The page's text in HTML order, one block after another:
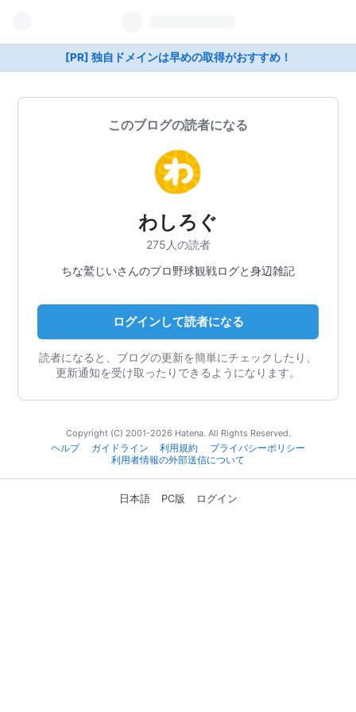
[PR] 独自ドメインは早めの取得がおすすめ！
このブログの読者になる
わしろぐ
275人の読者
ちな鷲じいさんのプロ野球観戦ログと身辺雑記
ログインして読者になる
読者になると、ブログの更新を簡単にチェックしたり、
更新通知を受け取ったりできるようになります。
Copyright (C) 2001-2026 Hatena. All Rights Reserved.
ヘルプ
ガイドライン 利用規約
プライバシーポリシー
利用者情報の外部送信について
日本語 PC版 ログイン